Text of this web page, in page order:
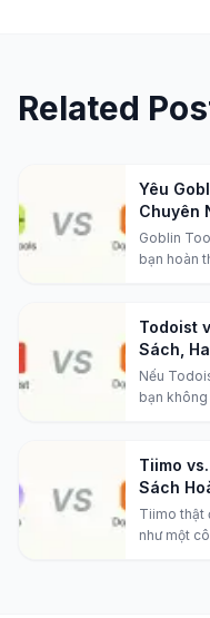
Related
Yêu
Chuyên
Goblin
bạn hoàn
Todoist
Sách,
Nếu
bạn không
Tiimo
Sách
Tiimo thật
như một